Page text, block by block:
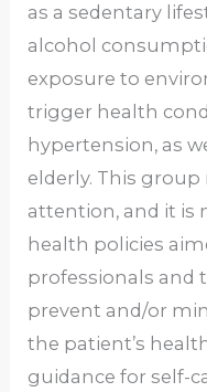
as a sedentary
alcohol
exposure to
trigger health
hypertension, as
elderly. This
attention, and it is
health policies
professionals and
prevent and/or
the patient’s
guidance for self-